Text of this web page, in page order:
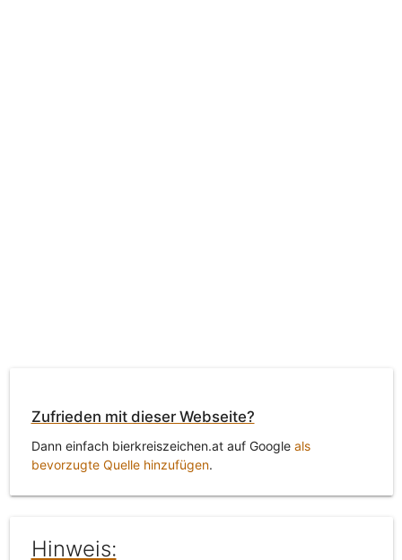
Zufrieden mit dieser Webseite?
Dann einfach bierkreiszeichen.at auf Google als
bevorzugte Quelle hinzufügen.
Hinweis: